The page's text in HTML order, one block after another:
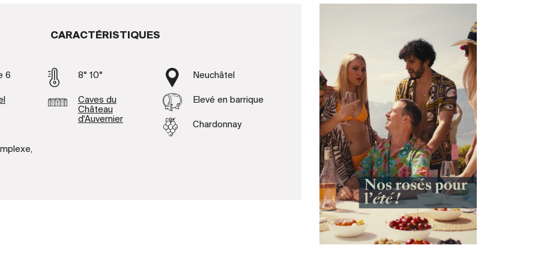
CARACTÉRISTIQUES
6 8° 10° Neuchâtel
Caves du
Château
d'Auvernier
Elevé en barrique
Chardonnay